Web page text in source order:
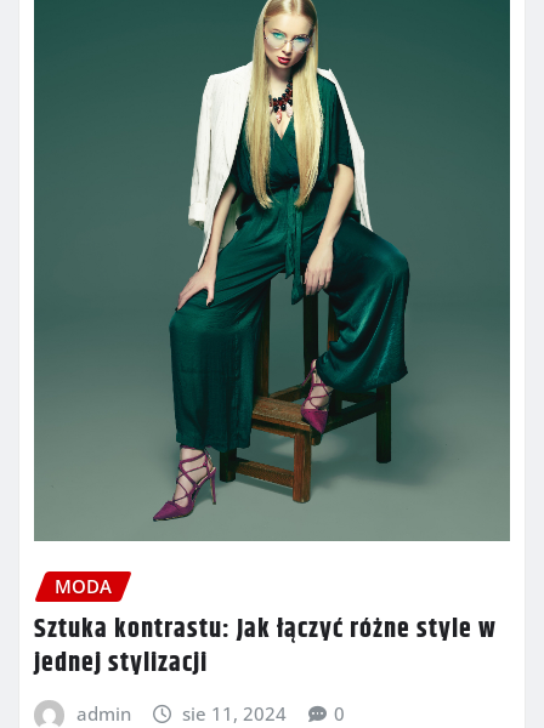
MODA
Sztuka kontrastu: Jak łączyć różne style w
jednej stylizacji
admin sie 11, 2024 0